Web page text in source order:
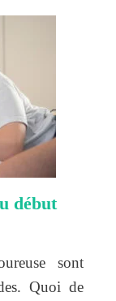
début
sont
Quoi de